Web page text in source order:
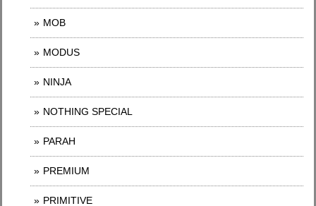
MOB
MODUS
NINJA
NOTHING SPECIAL
PARAH
PREMIUM
PRIMITIVE